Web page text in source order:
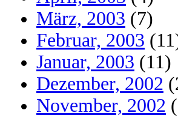
März, 2003 (7)
Februar, 2003
Januar, 2003 (11)
Dezember, 2002
November, 2002